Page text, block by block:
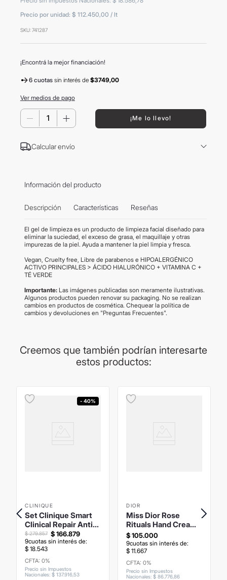
Precio por unidad: $ 112.450,00 / lt
SKU:741287
¡Encontrá la mejor financiación!
6 cuotas sin interésde $3749,00
Ver medios de pago
＋
－ ¡Me lo llevo!
Calcular envío
Información del producto
Descripción Características Reseñas
El gel de limpieza es un producto de limpieza facial diseñado para
eliminar la suciedad, el exceso de grasa, el maquillaje y otras
impurezas de la piel. Ayuda a mantener la piel limpia y fresca.
Vegan, Cruelty free, Libre de parabenos e HIPOALERGÉNICO
ACTIVO PRINCIPALES > ÁCIDO HIALURÓNICO + VITAMINA C +
TÉ VERDE
Importante:Las imágenes publicadas son meramente ilustrativas.
Algunos productos pueden renovar su packaging. No se realizan
cambios en productos de cosmética. Chequear la política de
cambios y devoluciones en "Preguntas Frecuentes".
Creemos que también podrían interesarte
estos productos:
- 40%
CLINIQUE
Set Clinique Smart
Clinical Repair Anti-
Edad Arrugas y
Líneas
$166.879
$ 279.857
9cuotas sin interés de:
$ 18.543
CFTA: 0%
Precio sin Impuestos
Nacionales: $ 137.91653
DIOR
Miss Dior Rose
Rituals Hand Cream
50ml
$105.000
9cuotas sin interés de:
$ 11.667
CFTA: 0%
Precio sin Impuestos
Nacionales: $ 8677686
mochila
10. tom ford